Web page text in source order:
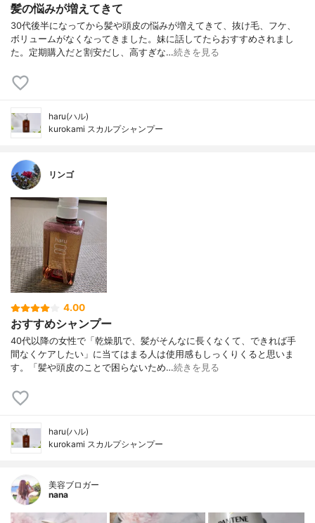
髪の悩みが増えてきて
30代後半になってから髪や頭皮の悩みが増えてきて、抜け毛、フケ、
ボリュームがなくなってきました。妹に話してたらおすすめされまし
た。定期購入だと割安だし、高すぎな…続きを見る
haru(ハル)
kurokami スカルプシャンプー
リンゴ
4.00
おすすめシャンプー
40代以降の女性で「乾燥肌で、髪がそんなに長くなくて、できれば手
間なくケアしたい」に当てはまる人は使用感もしっくりくると思いま
す。「髪や頭皮のことで困らないため…続きを見る
haru(ハル)
kurokami スカルプシャンプー
美容ブロガー
nana